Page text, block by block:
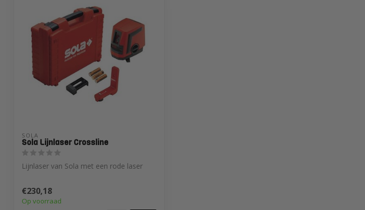
SOLA
Sola Lijnlaser Crossline
Lijnlaser van Sola met een rode laser
€230,18
Op voorraad